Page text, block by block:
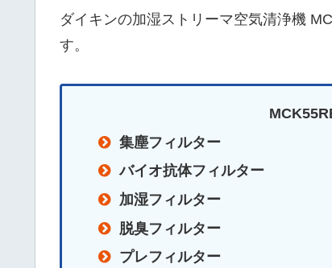
ダイキンの加湿ストリーマ空気清浄機
す。
集塵フィルター
バイオ抗体フィルター
加湿フィルター
脱臭フィルター
プレフィルター